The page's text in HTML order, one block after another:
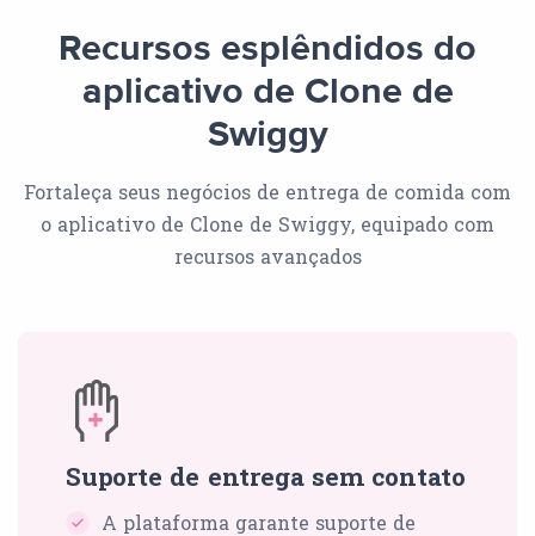
Recursos esplêndidos do
aplicativo de Clone de
Swiggy
Fortaleça seus negócios de entrega de comida com
o aplicativo de Clone de Swiggy, equipado com
recursos avançados
Suporte de entrega sem contato
A plataforma garante suporte de